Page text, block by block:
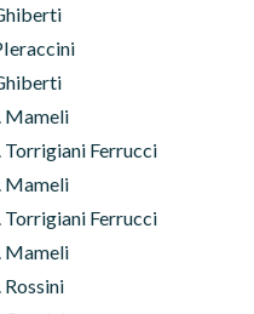
Mameli
Torrigiani Ferrucci
Mameli
Torrigiani Ferrucci
Mameli
Rossini